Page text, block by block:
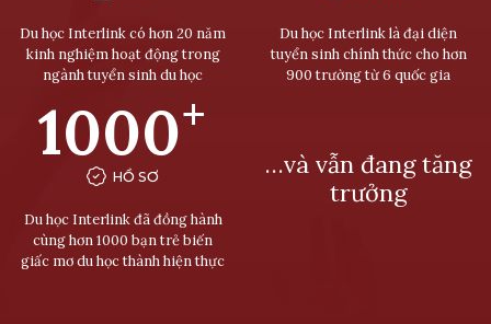
Du học Interlink có hơn 20 năm
kinh nghiệm hoạt động trong
ngành tuyển sinh du học
Du học Interlink là đại diện
tuyển sinh chính thức cho hơn
900 trường từ 6 quốc gia
1000+
HỒ SƠ
Du học Interlink đã đồng hành
cùng hơn 1000 bạn trẻ biến
giấc mơ du học thành hiện thực
…và vẫn đang tăng
trưởng